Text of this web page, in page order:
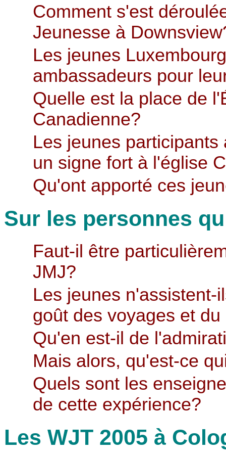
Comment s'est
Jeunesse à
Les jeunes
ambassadeurs pour
Quelle est la place de
Canadienne?
Les jeunes
un signe fort à l'église
Qu'ont apporté ces
Sur les personnes
Faut-il être
JMJ?
Les jeunes n'assistent-
goût des voyages et
Qu'en est-il de
Mais alors, qu'est-ce
Quels sont les
de cette expérience?
Les WJT 2005 à